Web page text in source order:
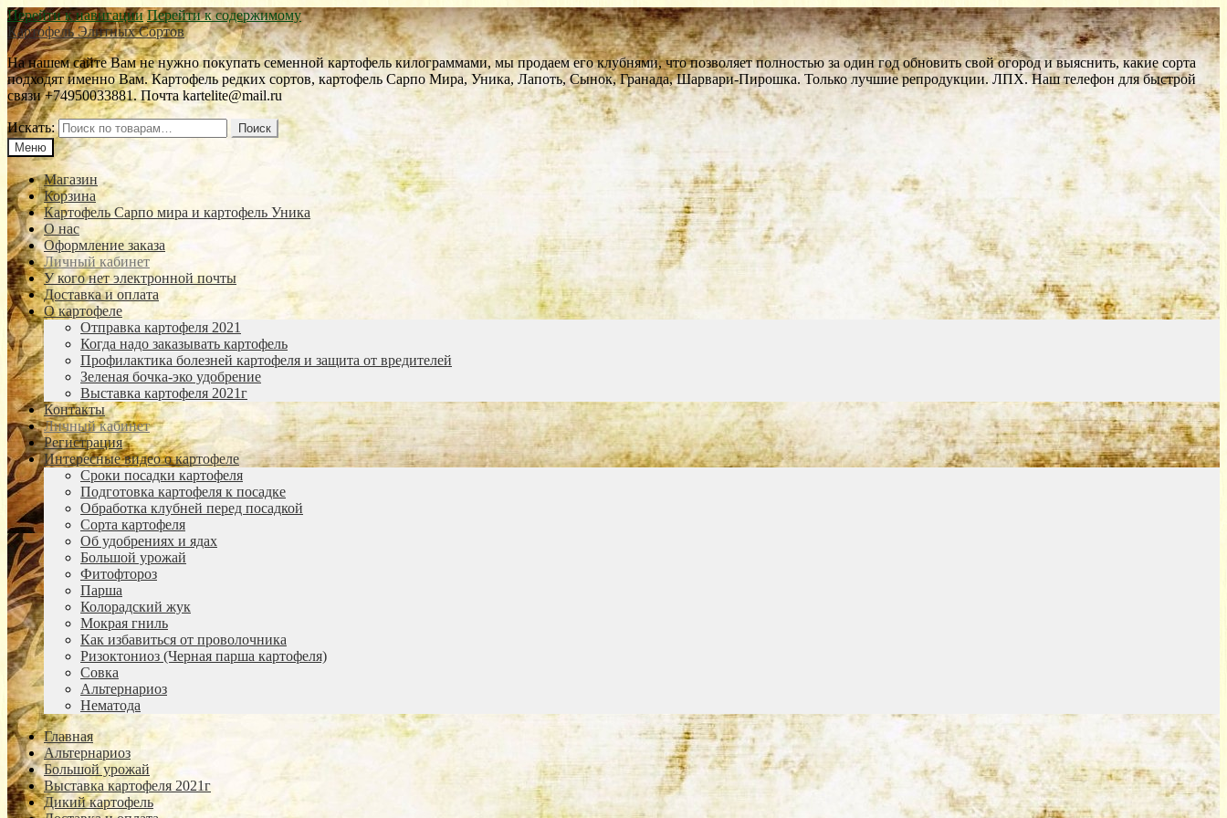
Перейти к навигации Перейти к содержимому
Картофель Элитных Сортов
На нашем сайте Вам не нужно покупать семенной картофель килограммами, мы продаем его клубнями, что позволяет полностью за один год обновить свой огород и выяснить, какие сорта
подходят именно Вам. Картофель редких сортов, картофель Сарпо Мира, Уника, Лапоть, Сынок, Гранада, Шарвари-Пирошка. Только лучшие репродукции. ЛПХ. Наш телефон для быстрой
связи +74950033881. Почта kartelite@mail.ru
Искать:
Поиск
Меню
Магазин
Корзина
Картофель Сарпо мира и картофель Уника
О нас
Оформление заказа
Личный кабинет
У кого нет электронной почты
Доставка и оплата
О картофеле
Отправка картофеля 2021
Когда надо заказывать картофель
Профилактика болезней картофеля и защита от вредителей
Зеленая бочка-эко удобрение
Выставка картофеля 2021г
Контакты
Личный кабинет
Регистрация
Интересные видео о картофеле
Сроки посадки картофеля
Подготовка картофеля к посадке
Обработка клубней перед посадкой
Сорта картофеля
Об удобрениях и ядах
Большой урожай
Фитофтороз
Парша
Колорадский жук
Мокрая гниль
Как избавиться от проволочника
Ризоктониоз (Черная парша картофеля)
Совка
Альтернариоз
Нематода
Главная
Альтернариоз
Большой урожай
Выставка картофеля 2021г
Дикий картофель